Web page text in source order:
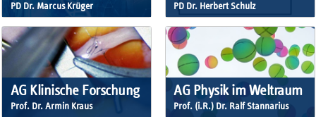
PD Dr. Marcus Krüger PD Dr. Herbert Schulz
AG Klinische Forschung
Prof. Dr. Armin Kraus
AG Physik im Weltraum
Prof. (i.R.) Dr. Ralf Stannarius